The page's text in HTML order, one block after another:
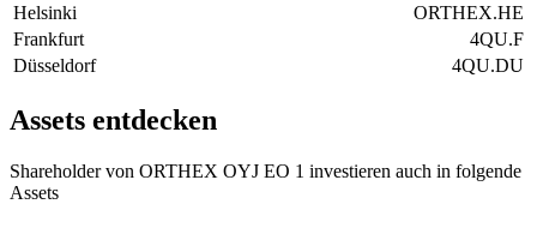
Helsinki
ORTHEX.HE
Frankfurt
4QU.F
Düsseldorf
4QU.DU
Assets entdecken
Shareholder von ORTHEX OYJ EO 1 investieren auch in folgende
Assets